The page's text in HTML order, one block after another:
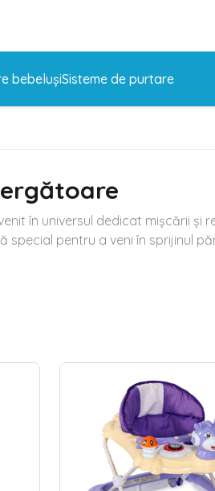
bebelușiSisteme de purtare
în universul dedicat mișcării și
pentru a veni în sprijinul